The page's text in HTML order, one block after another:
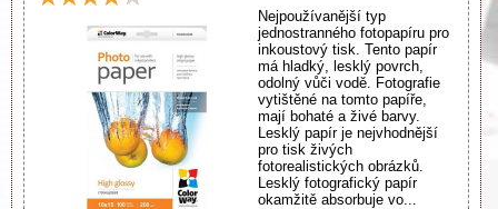
Nejpoužívanější typ
jednostranného fotopapíru pro
inkoustový tisk. Tento papír
má hladký, lesklý povrch,
odolný vůči vodě. Fotografie
vytištěné na tomto papíře,
mají bohaté a živé barvy.
Lesklý papír je nejvhodnější
pro tisk živých
fotorealistických obrázků.
Lesklý fotografický papír
okamžitě absorbuje vo...